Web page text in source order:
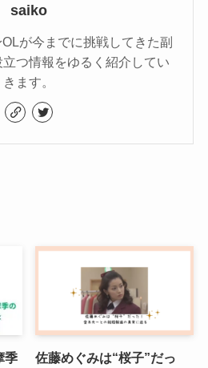
saiko
が今までに挑戦してきた副
つ情報をゆるく紹介してい
きます。
季
佐藤めぐみは“桜子”だっ